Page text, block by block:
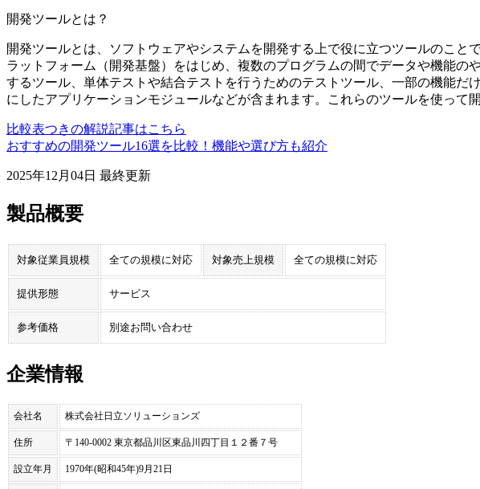
開発ツールとは？
開発ツールとは、ソフトウェアやシステムを開発する上で役に立つツールのこと
ラットフォーム（開発基盤）をはじめ、複数のプログラムの間でデータや機能の
するツール、単体テストや結合テストを行うためのテストツール、一部の機能だ
にしたアプリケーションモジュールなどが含まれます。これらのツールを使って
比較表つきの解説記事はこちら
おすすめの開発ツール16選を比較！機能や選び方も紹介
2025年12月04日 最終更新
製品概要
対象従業員規模 全ての規模に対応 対象売上規模 全ての規模に対応
提供形態 サービス
参考価格 別途お問い合わせ
企業情報
会社名 株式会社日立ソリューションズ
住所 〒140-0002 東京都品川区東品川四丁目１２番７号
設立年月 1970年(昭和45年)9月21日